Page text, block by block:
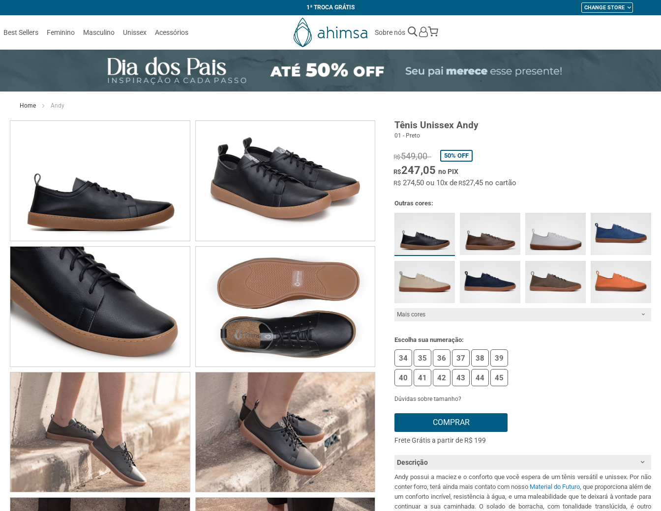
1ª TROCA GRÁTIS CHANGE STORE
Best Sellers Feminino Masculino Unissex Acessórios Sobre nós
My Cart
Home Andy
Tênis Unissex Andy
01 - Preto
R$549,00 50% OFF
R$247,05no PIX
R$ 274,50 ou 10x deR$27,45 no cartão
Outras cores:
Mais cores
Escolha sua numeração:
34 35 36 37 38 39
40 41 42 43 44 45
Dúvidas sobre tamanho?
COMPRAR
Frete Grátis a partir de R$ 199
Descrição
Andy possui a maciez e o conforto que você espera de um tênis versátil e unissex. Por não
conter forro, terá ainda mais contato com nosso Material do Futuro, que proporciona além de
um conforto incrível, resistência à água, e uma maleabilidade que te deixará à vontade para
continuar a sua caminhada. O solado de borracha, com tonalidade translúcida, é outro